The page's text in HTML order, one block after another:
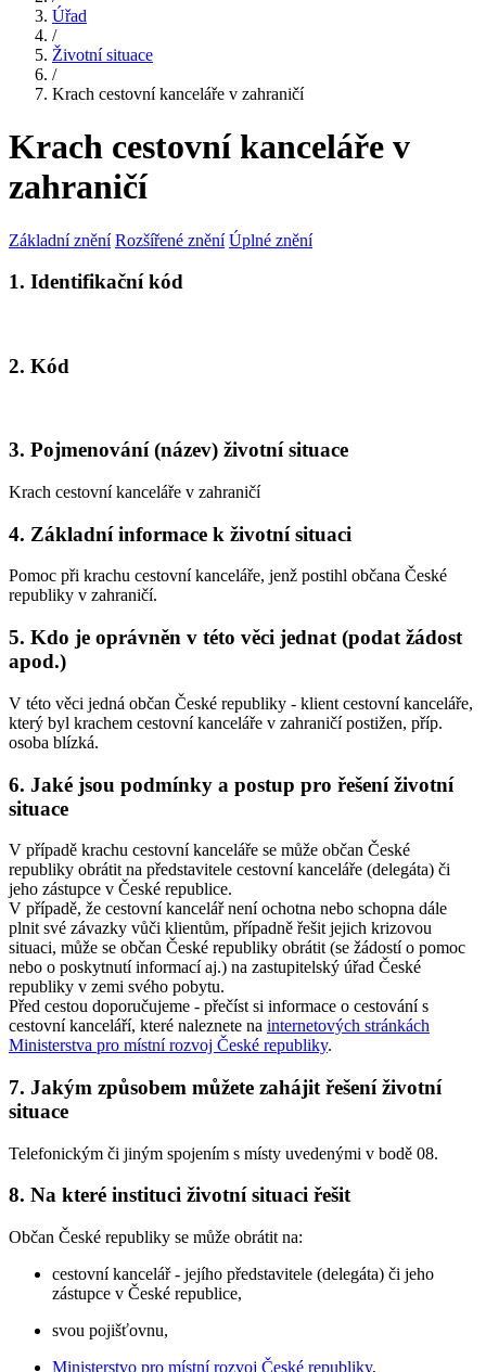
Úřad
/
Životní situace
/
Krach cestovní kanceláře v zahraničí
Krach cestovní kanceláře v
zahraničí
Základní znění Rozšířené znění Úplné znění
1. Identifikační kód
2. Kód
3. Pojmenování (název) životní situace
Krach cestovní kanceláře v zahraničí
4. Základní informace k životní situaci
Pomoc při krachu cestovní kanceláře, jenž postihl občana České
republiky v zahraničí.
5. Kdo je oprávněn v této věci jednat (podat žádost
apod.)
V této věci jedná občan České republiky - klient cestovní kanceláře,
který byl krachem cestovní kanceláře v zahraničí postižen, příp.
osoba blízká.
6. Jaké jsou podmínky a postup pro řešení životní
situace
V případě krachu cestovní kanceláře se může občan České
republiky obrátit na představitele cestovní kanceláře (delegáta) či
jeho zástupce v České republice.
V případě, že cestovní kancelář není ochotna nebo schopna dále
plnit své závazky vůči klientům, případně řešit jejich krizovou
situaci, může se občan České republiky obrátit (se žádostí o pomoc
nebo o poskytnutí informací aj.) na zastupitelský úřad České
republiky v zemi svého pobytu.
Před cestou doporučujeme - přečíst si informace o cestování s
cestovní kanceláří, které naleznete na internetových stránkách
Ministerstva pro místní rozvoj České republiky.
7. Jakým způsobem můžete zahájit řešení životní
situace
Telefonickým či jiným spojením s místy uvedenými v bodě 08.
8. Na které instituci životní situaci řešit
Občan České republiky se může obrátit na:
cestovní kancelář - jejího představitele (delegáta) či jeho
zástupce v České republice,
svou pojišťovnu,
Ministerstvo pro místní rozvoj České republiky,